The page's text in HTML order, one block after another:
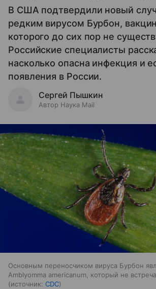
В США подтвердили новый
редким вирусом Бурбон,
которого до сих пор не
Российские специалисты
насколько опасна инфекция и
появления в России.
Сергей Пышкин
Автор Наука Mail
Основным переносчиком вируса Бурбон
Amblyomma americanum, который не
источник: CDC